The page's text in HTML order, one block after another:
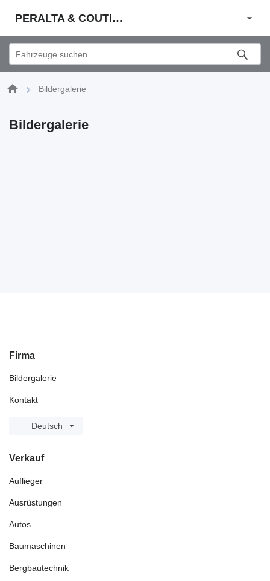
PERALTA & COUTINHO S.A.
Bildergalerie
Bildergalerie
Firma
Bildergalerie
Kontakt
Deutsch
Verkauf
Auflieger
Ausrüstungen
Autos
Baumaschinen
Bergbautechnik